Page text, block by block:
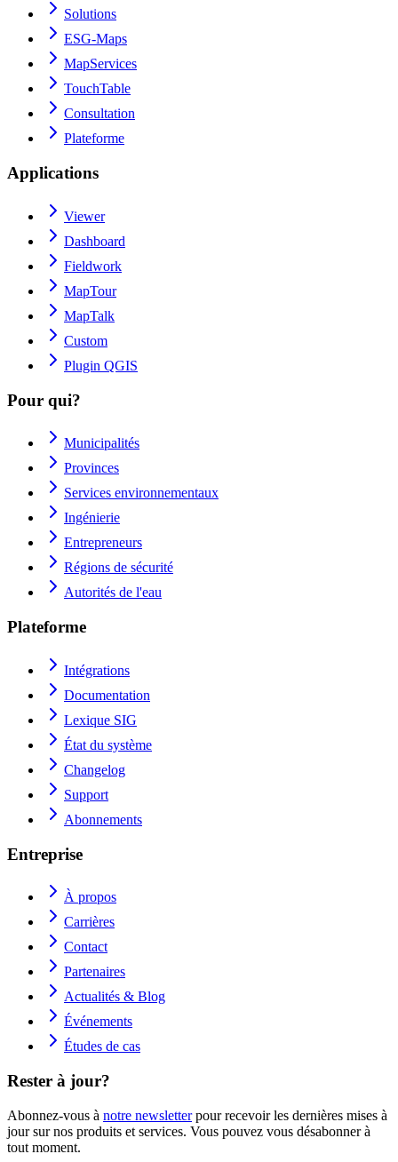
Solutions
ESG-Maps
MapServices
TouchTable
Consultation
Plateforme
Applications
Viewer
Dashboard
Fieldwork
MapTour
MapTalk
Custom
Plugin QGIS
Pour qui?
Municipalités
Provinces
Services environnementaux
Ingénierie
Entrepreneurs
Régions de sécurité
Autorités de l'eau
Plateforme
Intégrations
Documentation
Lexique SIG
État du système
Changelog
Support
Abonnements
Entreprise
À propos
Carrières
Contact
Partenaires
Actualités & Blog
Événements
Études de cas
Rester à jour?
Abonnez-vous à notre newsletterpour recevoir les dernières mises à
jour sur nos produits et services. Vous pouvez vous désabonner à
tout moment.